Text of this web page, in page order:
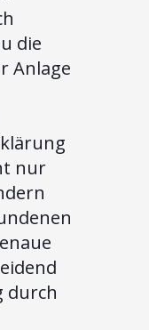
die
Anlage
nur
durch